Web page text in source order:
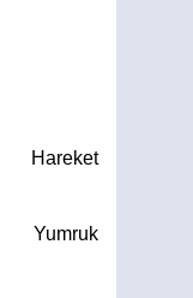
Hareket
Yumruk